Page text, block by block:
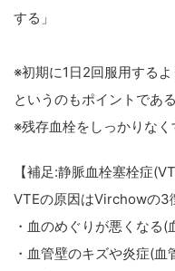
する」
※初期に1日2回服用する
というのもポイントである
※残存血栓をしっかりなく
【補足:静脈血栓塞栓症
VTEの原因はVirchowの3
・血のめぐりが悪くなる(
・血管壁のキズや炎症(血